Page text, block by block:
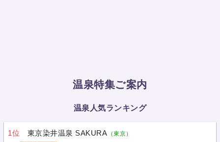
温泉特集ご案内
温泉人気ランキング
1位 東京染井温泉 SAKURA （東京）